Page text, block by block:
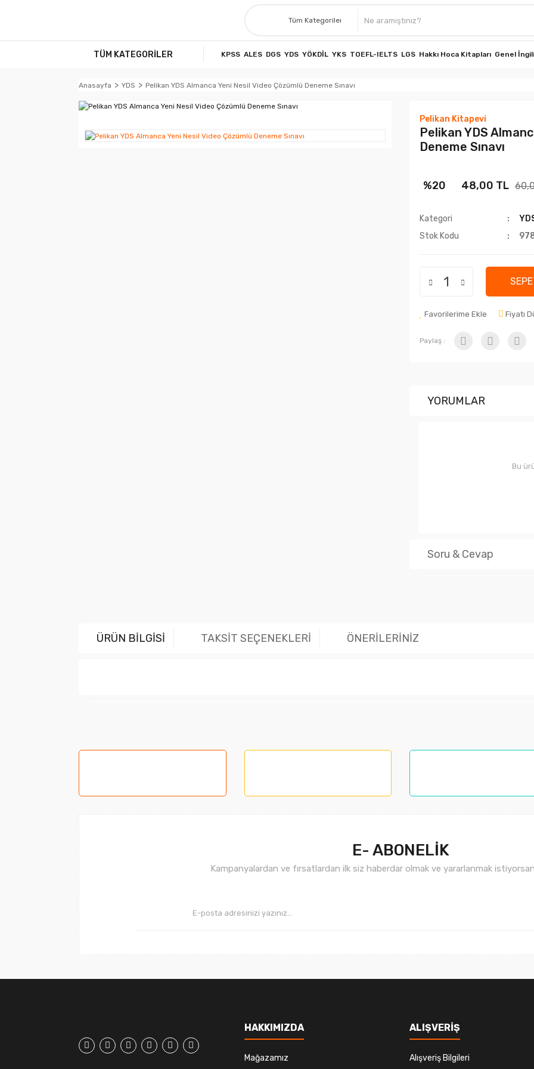
TÜM KATEGORİLER KPSS ALES DGS YDS YÖKDİL YKS TOEFL-IELTS LGS Hakkı Hoca Kitapları Genel
Anasayfa YDS Pelikan YDS Almanca Yeni Nesil Video Çözümlü Deneme Sınavı
Pelikan Kitapevi
Pelikan YDS
Deneme Sınavı
%20 48,00 TL
Kategori
Stok Kodu
Favorilerime Ekle Fiyatı
Paylaş :
YORUMLAR
Bu
Soru & Cevap
ÜRÜN BİLGİSİ TAKSİT SEÇENEKLERİ ÖNERİLERİNİZ
Ürün açıklamasında eksik bilgiler bulunuyor.
E- ABONELİK
Kampanyalardan ve fırsatlardan ilk siz haberdar olmak ve yararlanmak
HAKKIMIZDA
Mağazamız
ALIŞVERİŞ
Alışveriş Bilgileri